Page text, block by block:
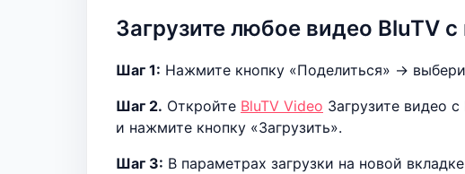
Загрузите любое видео BluTV
Шаг 1: Нажмите кнопку «Поделиться» ->
Шаг 2. Откройте BluTV Video Загрузите видео
и нажмите кнопку «Загрузить».
Шаг 3: В параметрах загрузки на новой